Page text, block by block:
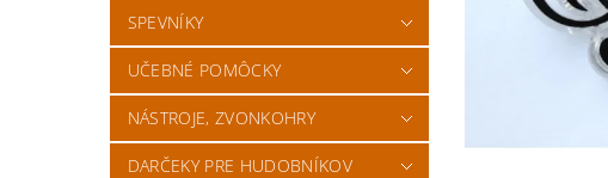
SPEVNÍKY
UČEBNÉ POMÔCKY
NÁSTROJE, ZVONKOHRY
DARČEKY PRE HUDOBNÍKOV